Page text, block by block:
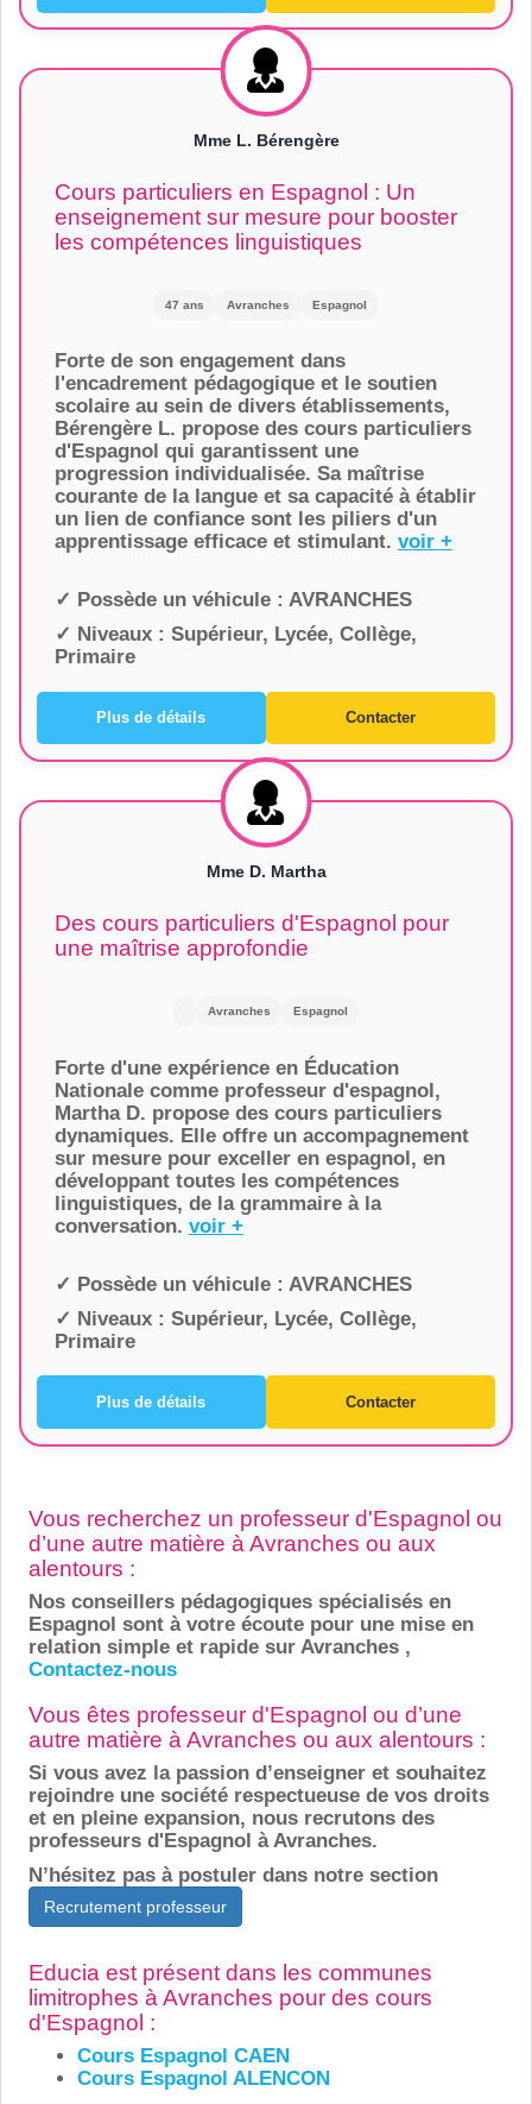
Mme L. Bérengère
Cours particuliers en Espagnol : Un
enseignement sur mesure pour booster
les compétences linguistiques
47 ans Avranches Espagnol
Forte de son engagement dans
l'encadrement pédagogique et le soutien
scolaire au sein de divers établissements,
Bérengère L. propose des cours particuliers
d'Espagnol qui garantissent une
progression individualisée. Sa maîtrise
courante de la langue et sa capacité à établir
un lien de confiance sont les piliers d'un
apprentissage efficace et stimulant. voir +
✓ Possède un véhicule : AVRANCHES
✓ Niveaux : Supérieur, Lycée, Collège,
Primaire
Plus de détails Contacter
Mme D. Martha
Des cours particuliers d'Espagnol pour
une maîtrise approfondie
Avranches Espagnol
Forte d'une expérience en Éducation
Nationale comme professeur d'espagnol,
Martha D. propose des cours particuliers
dynamiques. Elle offre un accompagnement
sur mesure pour exceller en espagnol, en
développant toutes les compétences
linguistiques, de la grammaire à la
conversation. voir +
✓ Possède un véhicule : AVRANCHES
✓ Niveaux : Supérieur, Lycée, Collège,
Primaire
Plus de détails Contacter
Vous recherchez un professeur d'Espagnol ou
d’une autre matière à Avranches ou aux
alentours :
Nos conseillers pédagogiques spécialisés en
Espagnol sont à votre écoute pour une mise en
relation simple et rapide sur Avranches ,
Contactez-nous
Vous êtes professeur d'Espagnol ou d’une
autre matière à Avranches ou aux alentours :
Si vous avez la passion d’enseigner et souhaitez
rejoindre une société respectueuse de vos droits
et en pleine expansion, nous recrutons des
professeurs d'Espagnol à Avranches.
N’hésitez pas à postuler dans notre section
Recrutement professeur
Educia est présent dans les communes
limitrophes à Avranches pour des cours
d'Espagnol :
Cours Espagnol CAEN
Cours Espagnol ALENCON